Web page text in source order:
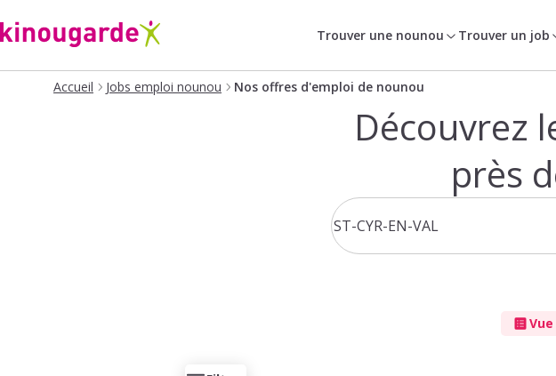
Trouver une nounou Trouver un job
Accueil Jobs emploi nounou Nos offres d'emploi de nounou
Découvrez
près